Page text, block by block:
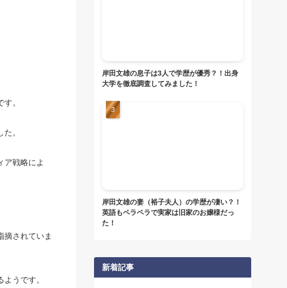
。
。
ア戦略によ
摘されていま
うです。
岸田文雄の息子は3人で学歴が優秀？！出身
大学を徹底調査してみました！
岸田文雄の妻（裕子夫人）の学歴が凄い？！
英語もペラペラで実家は旧家のお嬢様だっ
た！
新着記事